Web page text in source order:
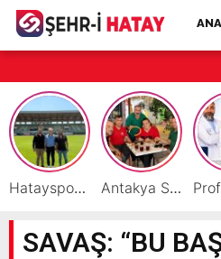
Hatayspor İç Saha Maçlarını Reyhanlı’da Oynamaya Hazırlanıyor Antakya Simidi Türkiye’nin Lezzet Zirvesinde
SAVAŞ: “BU